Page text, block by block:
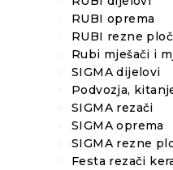
RUBI oprema
RUBI rezne
Rubi mješači i
SIGMA dijelovi
Podvozja,
SIGMA rezači
SIGMA oprema
SIGMA rezne
Festa rezači